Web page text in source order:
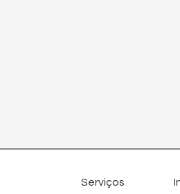
Serviços